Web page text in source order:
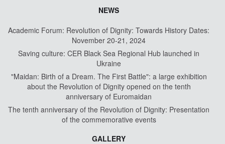
NEWS
Academic Forum: Revolution of Dignity: Towards History Dates:
November 20-21, 2024
Saving culture: CER Black Sea Regional Hub launched in
Ukraine
"Maidan: Birth of a Dream. The First Battle": a large exhibition
about the Revolution of Dignity opened on the tenth
anniversary of Euromaidan
The tenth anniversary of the Revolution of Dignity: Presentation
of the commemorative events
GALLERY